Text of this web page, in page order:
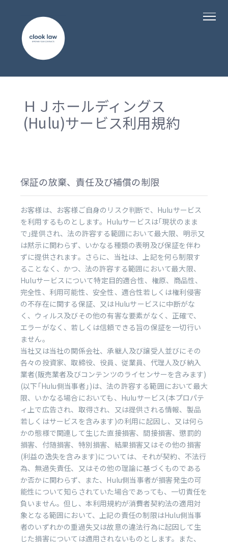
ＨＪホールディングス
(Hulu)サービス利用規約
保証の放棄、責任及び補償の制限
お客様は、お客様ご自身のリスク判断で、Huluサービス
を利用するものとします。Huluサービスは｢現状のまま
で｣提供され、法の許容する範囲において最大限、明示又
は黙示に関わらず、いかなる種類の表明及び保証を伴わ
ずに提供されます。さらに、当社は、上記を何ら制限す
ることなく、かつ、法の許容する範囲において最大限、
Huluサービスについて特定目的適合性、権原、商品性、
完全性、利用可能性、安全性、適合性若しくは権利侵害
の不存在に関する保証、又はHuluサービスに中断がな
く、ウィルス及びその他の有害な要素がなく、正確で、
エラーがなく、若しくは信頼できる旨の保証を一切行い
ません。
当社又は当社の関係会社、承継人及び譲受人並びにその
各々の投資家、取締役、役員、従業員、代理人及び納入
業者(販売業者及びコンテンツのライセンサーを含みます)
(以下｢Hulu側当事者｣)は、法の許容する範囲において最大
限、いかなる場合においても、Huluサービス(本プロパテ
ィ上で広告され、取得され、又は提供される情報、製品
若しくはサービスを含みます)の利用に起因し、又は何ら
かの態様で関連して生じた直接損害、間接損害、懲罰的
損害、付随損害、特別損害、結果損害又はその他の損害
(利益の逸失を含みます)については、それが契約、不法行
為、無過失責任、又はその他の理論に基づくものである
か否かに関わらず、また、Hulu側当事者が損害発生の可
能性について知らされていた場合であっても、一切責任を
負いません。但し、本利用規約が消費者契約法の適用対
象となる範囲において、上記の責任の制限はHulu側当事
者のいずれかの重過失又は故意の違法行為に起因して生
じた損害については適用されないものとします。また、